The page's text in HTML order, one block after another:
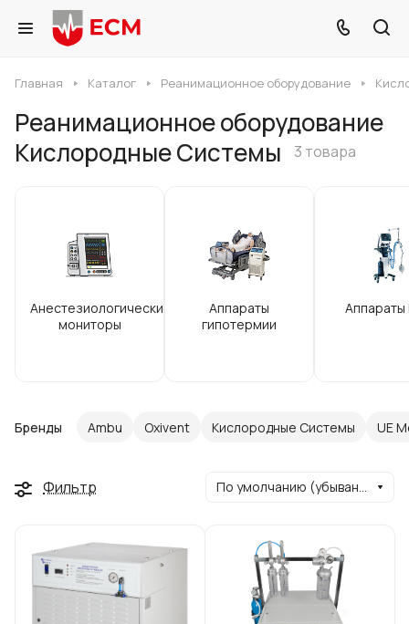
Главная Каталог Реанимационное оборудование
Реанимационное оборудование
Кислородные Системы
3 товара
Анестезиологические
мониторы
Аппараты
гипотермии
Бренды Ambu Oxivent Кислородные Системы UE
Фильтр По умолчанию (убывание)